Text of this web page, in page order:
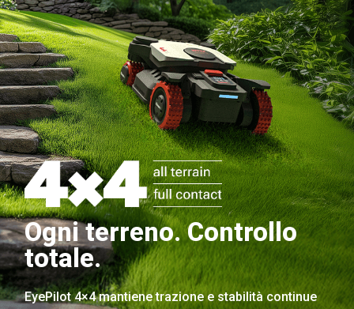
Ogni terreno. Controllo
totale.
EyePilot 4×4 mantiene trazione e stabilità continue